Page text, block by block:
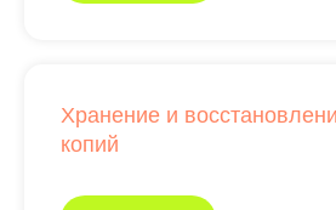
Хранение и
копий